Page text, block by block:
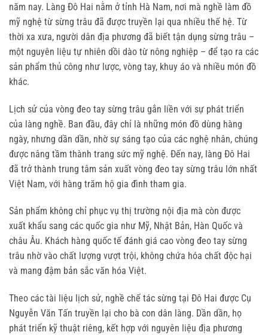
năm nay. Làng Đô Hai nằm ở tỉnh Hà Nam, nơi mà nghề làm đồ
mỹ nghệ từ sừng trâu đã được truyền lại qua nhiều thế hệ. Từ
thời xa xưa, người dân địa phương đã biết tận dụng sừng trâu –
một nguyên liệu tự nhiên dồi dào từ nông nghiệp – để tạo ra các
sản phẩm thủ công như lược, vòng tay, khuy áo và nhiều món đồ
khác.
Lịch sử của vòng đeo tay sừng trâu gắn liền với sự phát triển
của làng nghề. Ban đầu, đây chỉ là những món đồ dùng hàng
ngày, nhưng dần dần, nhờ sự sáng tạo của các nghệ nhân, chúng
được nâng tầm thành trang sức mỹ nghệ. Đến nay, làng Đô Hai
đã trở thành trung tâm sản xuất vòng đeo tay sừng trâu lớn nhất
Việt Nam, với hàng trăm hộ gia đình tham gia.
Sản phẩm không chỉ phục vụ thị trường nội địa mà còn được
xuất khẩu sang các quốc gia như Mỹ, Nhật Bản, Hàn Quốc và
châu Âu. Khách hàng quốc tế đánh giá cao vòng đeo tay sừng
trâu nhờ vào chất lượng vượt trội, không chứa hóa chất độc hại
và mang đậm bản sắc văn hóa Việt.
Theo các tài liệu lịch sử, nghề chế tác sừng tại Đô Hai được Cụ
Nguyễn Văn Tấn truyền lại cho bà con dân làng. Dần dần, họ
phát triển kỹ thuật riêng, kết hợp với nguyên liệu địa phương